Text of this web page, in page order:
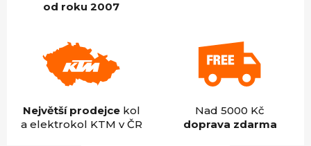
od roku 2007
Největší prodejcekol
a elektrokol KTM v ČR
Nad 5000 Kč
doprava zdarma